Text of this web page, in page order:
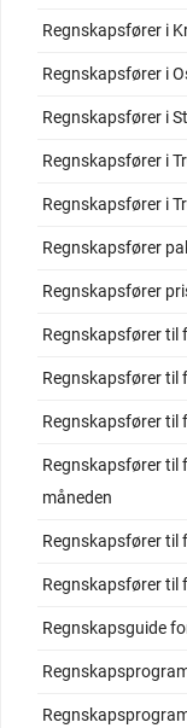
Regnskapsfører i
Regnskapsfører i
Regnskapsfører i
Regnskapsfører i
Regnskapsfører i
Regnskapsfører
Regnskapsfører
Regnskapsfører til
Regnskapsfører til
Regnskapsfører til
Regnskapsfører til
måneden
Regnskapsfører til
Regnskapsfører
Regnskapsguide